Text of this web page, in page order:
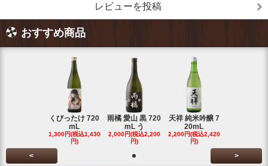
レビューを投稿
おすすめ商品
くびったけ 720
mL
1,300円(税込1,430
円)
雨橘 愛山 黒 720
mL う
2,000円(税込2,200
円)
天祥 純米吟醸 7
20mL
2,200円(税込2,420
円)
< >